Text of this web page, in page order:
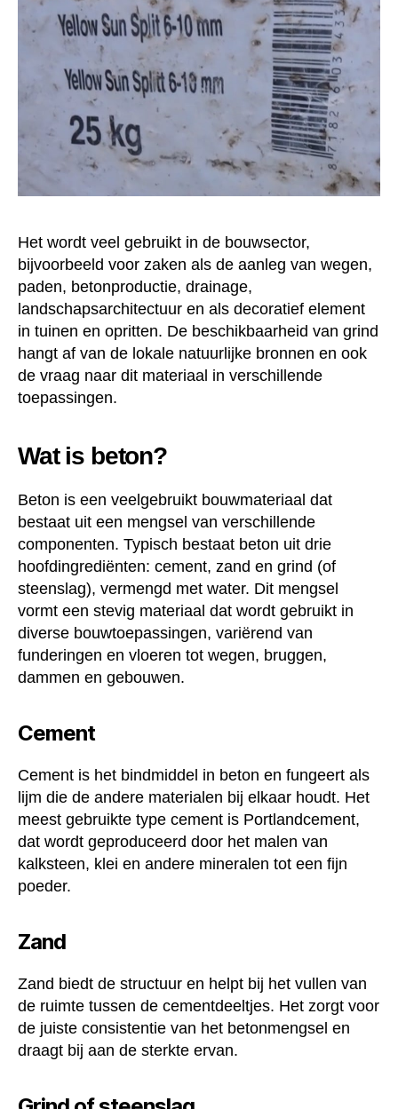
Het wordt veel gebruikt in de bouwsector,
bijvoorbeeld voor zaken als de aanleg van wegen,
paden, betonproductie, drainage,
landschapsarchitectuur en als decoratief element
in tuinen en opritten. De beschikbaarheid van grind
hangt af van de lokale natuurlijke bronnen en ook
de vraag naar dit materiaal in verschillende
toepassingen.
Wat is beton?
Beton is een veelgebruikt bouwmateriaal dat
bestaat uit een mengsel van verschillende
componenten. Typisch bestaat beton uit drie
hoofdingrediënten: cement, zand en grind (of
steenslag), vermengd met water. Dit mengsel
vormt een stevig materiaal dat wordt gebruikt in
diverse bouwtoepassingen, variërend van
funderingen en vloeren tot wegen, bruggen,
dammen en gebouwen.
Cement
Cement is het bindmiddel in beton en fungeert als
lijm die de andere materialen bij elkaar houdt. Het
meest gebruikte type cement is Portlandcement,
dat wordt geproduceerd door het malen van
kalksteen, klei en andere mineralen tot een fijn
poeder.
Zand
Zand biedt de structuur en helpt bij het vullen van
de ruimte tussen de cementdeeltjes. Het zorgt voor
de juiste consistentie van het betonmengsel en
draagt bij aan de sterkte ervan.